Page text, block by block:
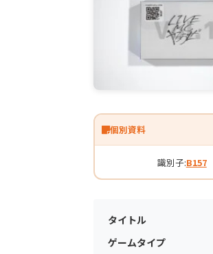
個別資料
識別子:B157
タイトル
ゲームタイプ